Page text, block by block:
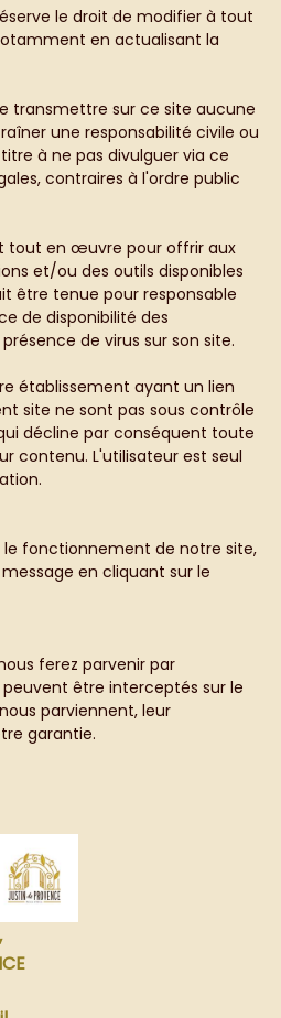
le droit de modifier à tout
en actualisant la
transmettre sur ce site aucune
une responsabilité civile ou
à ne pas divulguer via ce
contraires à l'ordre public
tout en œuvre pour offrir aux
et/ou des outils disponibles
être tenue pour responsable
de disponibilité des
de virus sur son site.
établissement ayant un lien
site ne sont pas sous contrôle
décline par conséquent toute
contenu. L'utilisateur est seul
fonctionnement de notre site,
en cliquant sur le
ferez parvenir par
être interceptés sur le
parviennent, leur
garantie.